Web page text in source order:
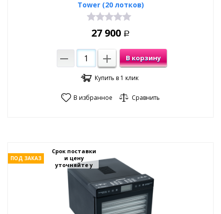
Tower (20 лотков)
27 900 Р
В корзину
Купить в 1 клик
В избранное Сравнить
ПОД ЗАКАЗ
Срок поставки
и цену
уточняйте у
менеджеров